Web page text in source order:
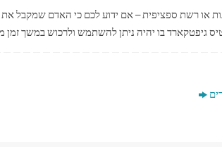
או רשת ספציפית – אם ידוע לכם כי האדם שמקבל
גיפטקארד בו יהיה ניתן להשתמש ולרכוש במשך זמן